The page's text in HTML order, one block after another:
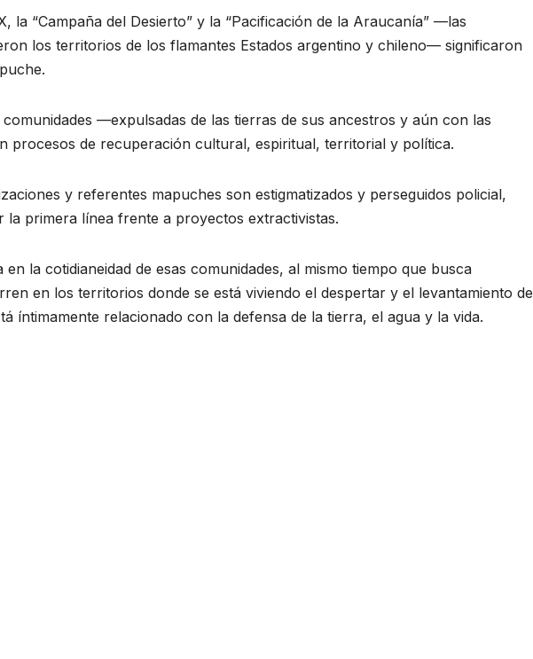
la “Campaña del Desierto” y la “Pacificación de la Araucanía” —las
los territorios de los flamantes Estados argentino y chileno— significaron
—expulsadas de las tierras de sus ancestros y aún con las
procesos de recuperación cultural, espiritual, territorial y política.
y referentes mapuches son estigmatizados y perseguidos policial,
la primera línea frente a proyectos extractivistas.
la cotidianeidad de esas comunidades, al mismo tiempo que busca
en los territorios donde se está viviendo el despertar y el levantamiento de
íntimamente relacionado con la defensa de la tierra, el agua y la vida.